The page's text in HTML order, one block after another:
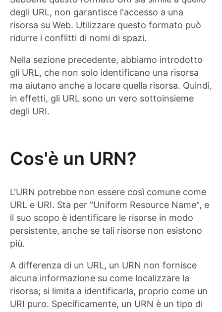
degli URL, non garantisce l'accesso a una
risorsa su Web. Utilizzare questo formato può
ridurre i conflitti di nomi di spazi.
Nella sezione precedente, abbiamo introdotto
gli URL, che non solo identificano una risorsa
ma aiutano anche a locare quella risorsa. Quindi,
in effetti, gli URL sono un vero sottoinsieme
degli URI.
Cos'è un URN?
L'URN potrebbe non essere così comune come
URL e URI. Sta per "Uniform Resource Name", e
il suo scopo è identificare le risorse in modo
persistente, anche se tali risorse non esistono
più.
A differenza di un URL, un URN non fornisce
alcuna informazione su come localizzare la
risorsa; si limita a identificarla, proprio come un
URI puro. Specificamente, un URN è un tipo di